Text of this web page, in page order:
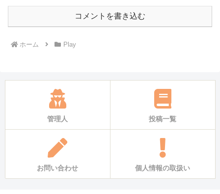
コメントを書き込む
ホーム Play
管理人 投稿一覧
お問い合わせ 個人情報の取扱い